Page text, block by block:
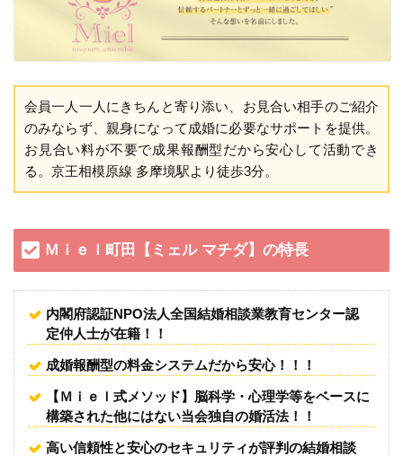
会員一人一人にきちんと寄り添い、お見合い相手のご紹介
のみならず、親身になって成婚に必要なサポートを提供。
お見合い料が不要で成果報酬型だから安心して活動でき
る。京王相模原線 多摩境駅より徒歩3分。
Ｍｉｅｌ町田【ミェル マチダ】の特長
内閣府認証NPO法人全国結婚相談業教育センター認
定仲人士が在籍！！
成婚報酬型の料金システムだから安心！！！
【Ｍｉｅｌ式メソッド】脳科学・心理学等をベースに
構築された他にはない当会独自の婚活法！！
高い信頼性と安心のセキュリティが評判の結婚相談